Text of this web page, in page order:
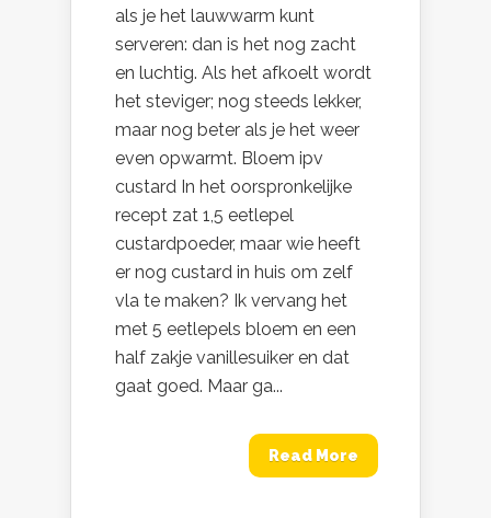
als je het lauwwarm kunt
serveren: dan is het nog zacht
en luchtig. Als het afkoelt wordt
het steviger; nog steeds lekker,
maar nog beter als je het weer
even opwarmt. Bloem ipv
custard In het oorspronkelijke
recept zat 1,5 eetlepel
custardpoeder, maar wie heeft
er nog custard in huis om zelf
vla te maken? Ik vervang het
met 5 eetlepels bloem en een
half zakje vanillesuiker en dat
gaat goed. Maar ga...
Read More